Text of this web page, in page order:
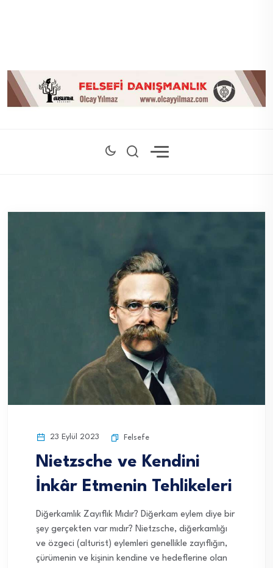
23 Eylül 2023 Felsefe
Nietzsche ve Kendini
İnkâr Etmenin Tehlikeleri
Diğerkamlık Zayıflık Mıdır? Diğerkam eylem diye bir
şey gerçekten var mıdır? Nietzsche, diğerkamlığı
ve özgeci (alturist) eylemleri genellikle zayıflığın,
çürümenin ve kişinin kendine ve hedeflerine olan